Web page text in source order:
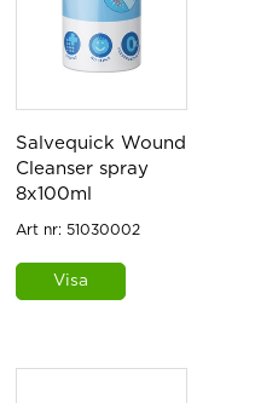
Salvequick Wound
Cleanser spray
8x100ml
Art nr: 51030002
Visa